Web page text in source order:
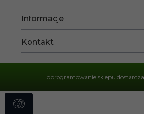
Informacje
Kontakt
oprogramowanie sklepu dostarcza